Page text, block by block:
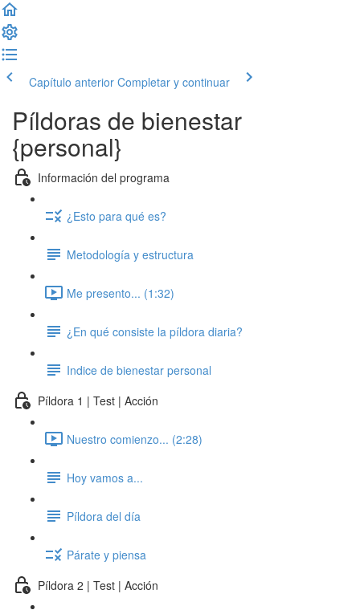
Capítulo anterior Completar y continuar
Píldoras de bienestar
{personal}
Información del programa
¿Esto para qué es?
Metodología y estructura
Me presento... (1:32)
¿En qué consiste la píldora diaria?
Indice de bienestar personal
Píldora 1 | Test | Acción
Nuestro comienzo... (2:28)
Hoy vamos a...
Píldora del día
Párate y piensa
Píldora 2 | Test | Acción